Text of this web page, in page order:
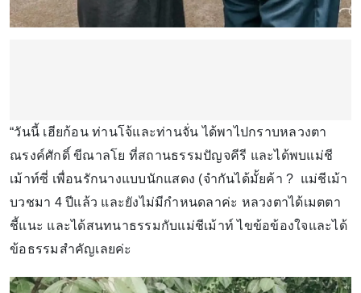
“วันนี้ เฮียก้อน ท่านโจ้และท่านจั่น ได้พาไปกราบหลวงตา
ณรงค์ศักดิ์ ขีณาลโย ที่สถานธรรมปัญจคีรี และได้พบแม่ชี
เม้าท์ซี่ เพื่อนรักนางแบบนักแสดง (จำกันได้มั้ยค้า ? แม่ชีเม้า
บวชมา 4 ปีแล้ว และยังไม่มีกำหนดลาค่ะ หลวงตาได้เมตตา
ชี้แนะ และได้สนทนาธรรมกับแม่ชีเม้าท์ ไขข้อข้องใจและได้
ข้อธรรมสำคัญเลยค่ะ